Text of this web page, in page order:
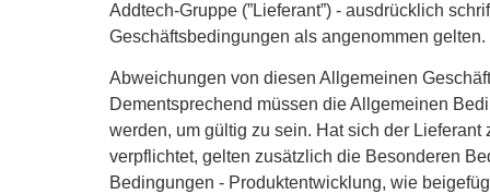
Addtech-Gruppe (”Lieferant”) - ausdrücklich
Geschäftsbedingungen als angenommen gelten.
Abweichungen von diesen Allgemeinen
Dementsprechend müssen die Allgemeinen
werden, um gültig zu sein. Hat sich der
verpflichtet, gelten zusätzlich die Besonderen
Bedingungen - Produktentwicklung, wie